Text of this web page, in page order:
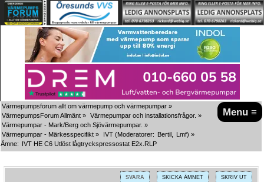
Menu ≡
Värmepumpsforum allt om värmepump och värmepumpar »
VärmepumpsForum Allmänt » Värmepumpar och installationsfrågor. »
Värmepumpar - Mark/Berg och Sjövärmepumpar. »
Värmepumpar - Märkesspecifikt » IVT (Moderatorer: Bertil Lmf) »
Ämne: IVT HE C6 Utlöst lågtryckspressostat E2x.RLP
SVARA SKICKA ÄMNET SKRIV UT